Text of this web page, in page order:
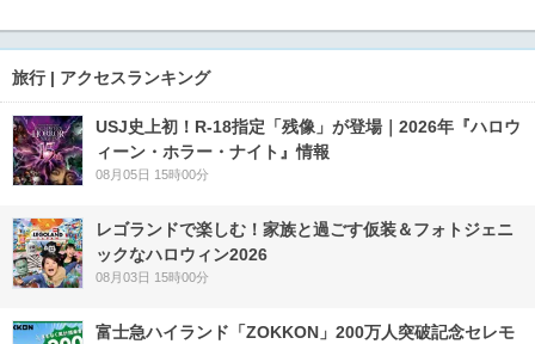
旅行 | アクセスランキング
USJ史上初！R-18指定「残像」が登場｜2026年『ハロウ
ィーン・ホラー・ナイト』情報
08月05日 15時00分
レゴランドで楽しむ！家族と過ごす仮装＆フォトジェニ
ックなハロウィン2026
08月03日 15時00分
富士急ハイランド「ZOKKON」200万人突破記念セレモ